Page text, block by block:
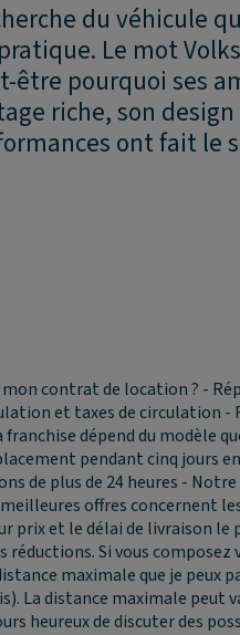
du véhicule
Le mot
être pourquoi ses
riche, son
ont fait le
mon contrat de location ? -
et taxes de circulation
franchise dépend du
pendant cinq jours
de plus de 24 heures -
offres concernent
et le délai de livraison le
réductions. Si vous
maximale que je peux
La distance maximale peut
heureux de discuter des